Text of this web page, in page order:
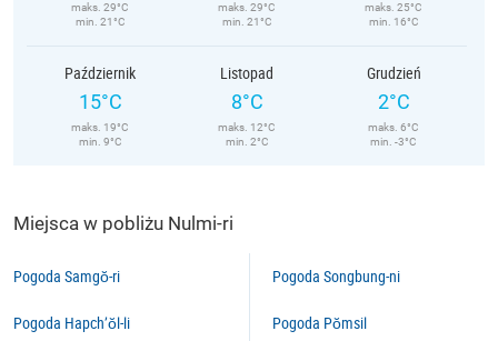
maks. 29°C
min. 21°C
maks. 29°C
min. 21°C
maks. 25°C
min. 16°C
Październik
15°C
maks. 19°C
min. 9°C
Listopad
8°C
maks. 12°C
min. 2°C
Grudzień
2°C
maks. 6°C
min. -3°C
Miejsca w pobliżu Nulmi-ri
Pogoda Samgŏ-ri
Pogoda Hapch’ŏl-li
Pogoda Songbung-ni
Pogoda Pŏmsil